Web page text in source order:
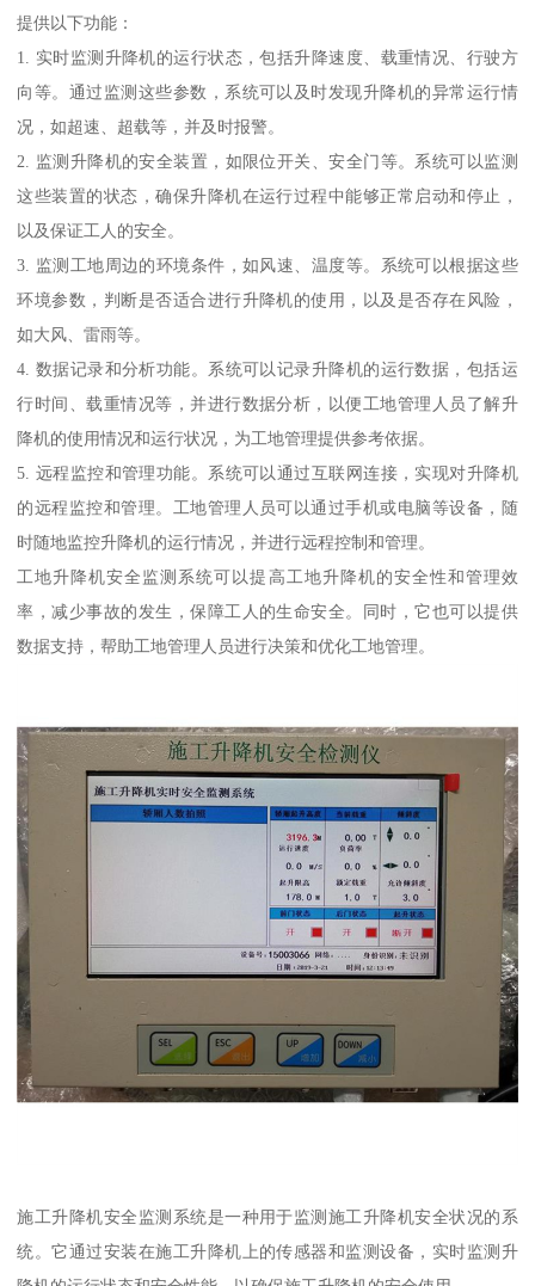
提供以下功能：
1. 实时监测升降机的运行状态，包括升降速度、载重情况、行驶方
向等。通过监测这些参数，系统可以及时发现升降机的异常运行情
况，如超速、超载等，并及时报警。
2. 监测升降机的安全装置，如限位开关、安全门等。系统可以监测
这些装置的状态，确保升降机在运行过程中能够正常启动和停止，
以及保证工人的安全。
3. 监测工地周边的环境条件，如风速、温度等。系统可以根据这些
环境参数，判断是否适合进行升降机的使用，以及是否存在风险，
如大风、雷雨等。
4. 数据记录和分析功能。系统可以记录升降机的运行数据，包括运
行时间、载重情况等，并进行数据分析，以便工地管理人员了解升
降机的使用情况和运行状况，为工地管理提供参考依据。
5. 远程监控和管理功能。系统可以通过互联网连接，实现对升降机
的远程监控和管理。工地管理人员可以通过手机或电脑等设备，随
时随地监控升降机的运行情况，并进行远程控制和管理。
工地升降机安全监测系统可以提高工地升降机的安全性和管理效
率，减少事故的发生，保障工人的生命安全。同时，它也可以提供
数据支持，帮助工地管理人员进行决策和优化工地管理。
施工升降机安全监测系统是一种用于监测施工升降机安全状况的系
统。它通过安装在施工升降机上的传感器和监测设备，实时监测升